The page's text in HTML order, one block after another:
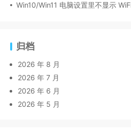
归档
2026 年 8 月
2026 年 7 月
2026 年 6 月
2026 年 5 月